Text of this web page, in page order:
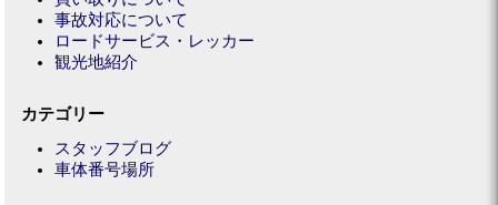
事故対応について
ロードサービス・レッカー
観光地紹介
カテゴリー
スタッフブログ
車体番号場所